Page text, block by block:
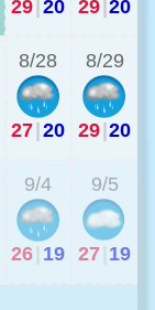
29|20 29|20
8/28
27|20
8/29
29|20
9/4
26 19
9/5
27 19